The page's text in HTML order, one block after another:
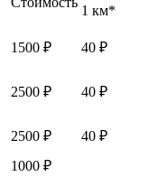
1 км*
1500 ₽ 40 ₽
2500 ₽ 40 ₽
2500 ₽
40 ₽
1000 ₽